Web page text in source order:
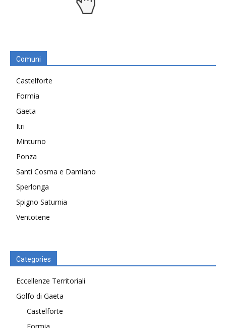
Comuni
Castelforte
Formia
Gaeta
Itri
Minturno
Ponza
Santi Cosma e Damiano
Sperlonga
Spigno Saturnia
Ventotene
Categories
Eccellenze Territoriali
Golfo di Gaeta
Castelforte